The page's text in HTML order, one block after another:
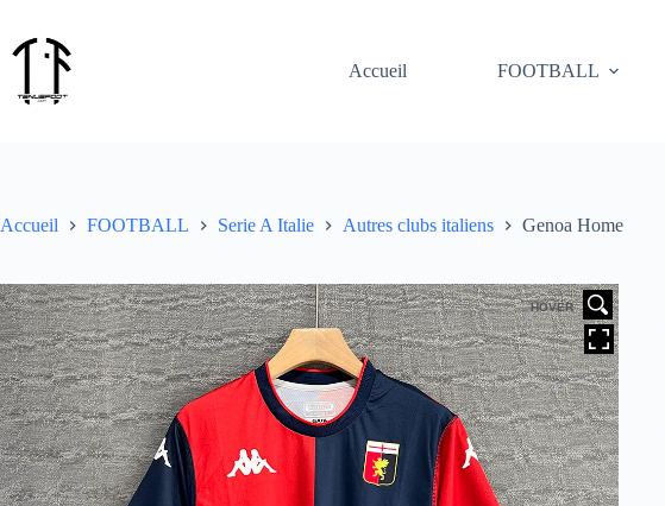
contenu
Accueil
FOOTBALL
Accueil FOOTBALL Serie A Italie Autres clubs italiens Genoa Home
HOVER